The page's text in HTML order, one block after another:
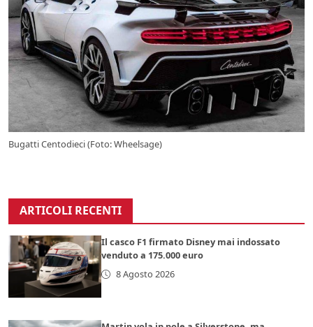
Bugatti Centodieci (Foto: Wheelsage)
ARTICOLI RECENTI
Il casco F1 firmato Disney mai indossato
venduto a 175.000 euro
8 Agosto 2026